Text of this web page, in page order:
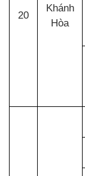
20
Khánh
Hòa